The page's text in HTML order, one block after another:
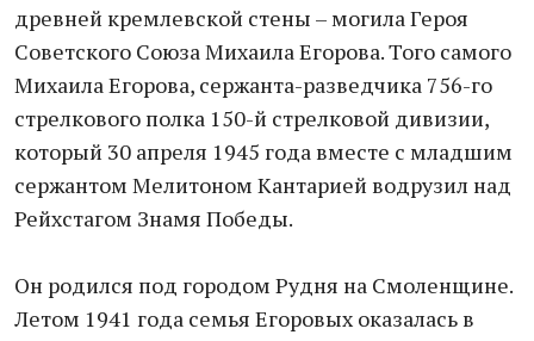
древней кремлевской стены – могила Героя
Советского Союза Михаила Егорова. Того самого
Михаила Егорова, сержанта-разведчика 756-го
стрелкового полка 150-й стрелковой дивизии,
который 30 апреля 1945 года вместе с младшим
сержантом Мелитоном Кантарией водрузил над
Рейхстагом Знамя Победы.
Он родился под городом Рудня на Смоленщине.
Летом 1941 года семья Егоровых оказалась в